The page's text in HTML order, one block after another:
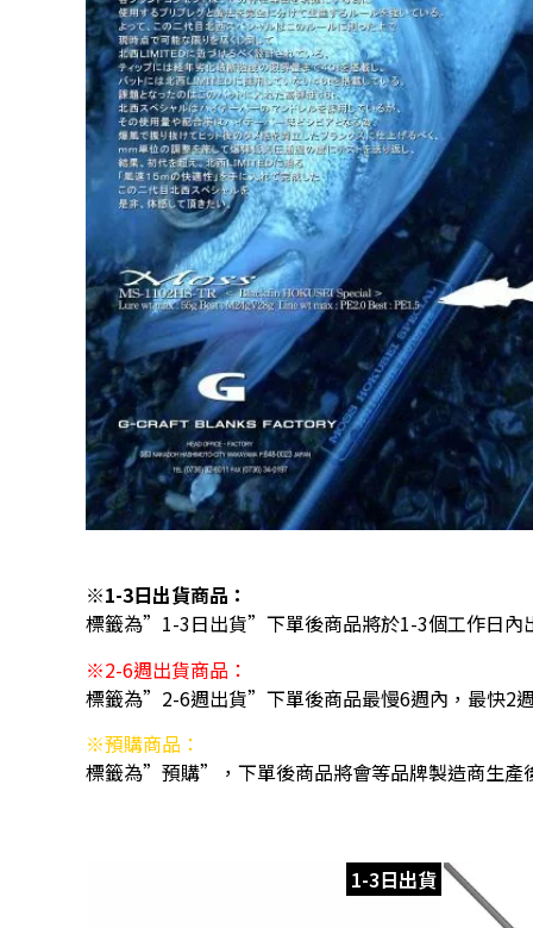
※1-3日出貨商品：
標籤為”1-3日出貨”下單後商品將於1-3個工作日內
※2-6週出貨商品：
標籤為”2-6週出貨”下單後商品最慢6週內，最快2
※預購商品：
標籤為”預購”，下單後商品將會等品牌製造商生產
1-3日出貨